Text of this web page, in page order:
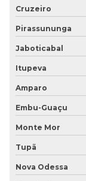
Piso tátil em pvc
Piso tátil pvc
Piso vinílico
Piso vinílico em
Piso vinílico em
Placa de
Cruzeiro
Pirassununga
Jaboticabal
Itupeva
Amparo
Embu-Guaçu
Monte Mor
Tupã
Nova Odessa